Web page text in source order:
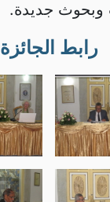
وبحوث جديدة.
رابط الجائزة